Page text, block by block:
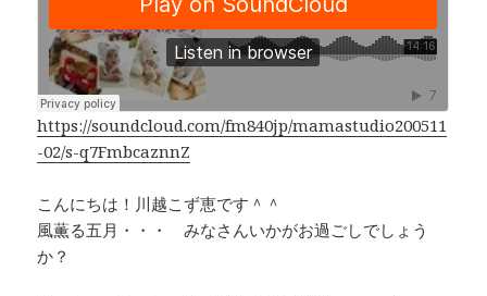
b
o
o
k
a
d
s
Li
n
k
https://soundcloud.com/fm840jp/mamastudio200511
-02/s-q7FmbcaznnZ
こんにちは！川越こず恵です＾＾
風薫る五月・・・ みなさんいかがお過ごしでしょう
か？